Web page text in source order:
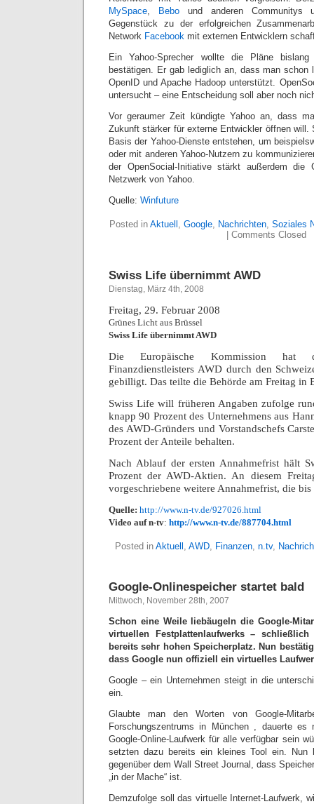
MySpace, Bebound anderen Communitys
Gegenstück zu der erfolgreichen
Network Facebook mit externen Entwicklern
Ein Yahoo-Sprecher wollte die Pläne
bestätigen. Er gab lediglich an, dass man schon
OpenID und Apache Hadoop unterstützt.
untersucht – eine Entscheidung soll aber noch
Vor geraumer Zeit kündigte Yahoo an, dass
Zukunft stärker für externe Entwickler öffnen will.
Basis der Yahoo-Dienste entstehen, um
oder mit anderen Yahoo-Nutzern zu
der OpenSocial-Initiative stärkt außerdem die
Netzwerk von Yahoo.
Quelle: Winfuture
Posted in Aktuell , Google, Nachrichten, Soziales
Comments Closed
Swiss Life übernimmt AWD
Dienstag, März 4th, 2008
Freitag, 29. Februar 2008
Grünes Licht aus Brüssel
Swiss Life übernimmt AWD
Die Europäische Kommission hat
Finanzdienstleisters AWD durch den
gebilligt. Das teilte die Behörde am Freitag in
Swiss Life will früheren Angaben zufolge
knapp 90 Prozent des Unternehmens aus
des AWD-Gründers und Vorstandschefs
Prozent der Anteile behalten.
Nach Ablauf der ersten Annahmefrist hält
Prozent der AWD-Aktien. An diesem
vorgeschriebene weitere Annahmefrist, die
Quelle: http://www.n-tv.de/927026.html
Video auf n-tv: http://www.n-tv.de/887704.html
Posted in Aktuell , AWD, Finanzen, n.tv,
Google-Onlinespeicher startet bald
Mittwoch, November 28th, 2007
Schon eine Weile liebäugeln die Google-
virtuellen Festplattenlaufwerks –
bereits sehr hohen Speicherplatz. Nun
dass Google nun offiziell ein virtuelles
Google – ein Unternehmen steigt in die
ein.
Glaubte man den Worten von Google-
Forschungszentrums in München , dauerte
Google-Online-Laufwerk für alle verfügbar sein
setzten dazu bereits ein kleines Tool ein. Nun
gegenüber dem Wall Street Journal, dass
„in der Mache“ ist.
Demzufolge soll das virtuelle Internet-Laufwerk,